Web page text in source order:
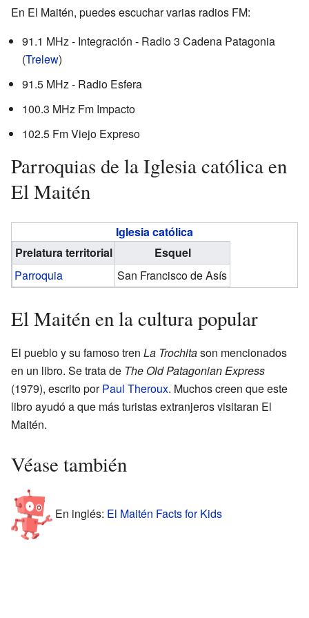
En El Maitén, puedes escuchar varias radios FM:
91.1 MHz - Integración - Radio 3 Cadena Patagonia
(Trelew)
91.5 MHz - Radio Esfera
100.3 MHz Fm Impacto
102.5 Fm Viejo Expreso
Parroquias de la Iglesia católica en
El Maitén
Iglesia católica
Prelatura territorial
Esquel
Parroquia
San Francisco de Asís
El Maitén en la cultura popular
El pueblo y su famoso tren La Trochitason mencionados
en un libro. Se trata de The Old Patagonian Express
(1979), escrito porPaul Theroux. Muchos creen que este
libro ayudó a que más turistas extranjeros visitaran El
Maitén.
Véase también
En inglés: El Maitén Facts for Kids